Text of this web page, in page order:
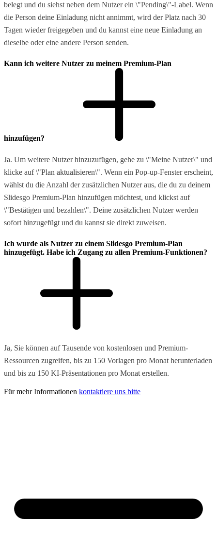
belegt und du siehst neben dem Nutzer ein \"Pending\"-Label. Wenn
die Person deine Einladung nicht annimmt, wird der Platz nach 30
Tagen wieder freigegeben und du kannst eine neue Einladung an
dieselbe oder eine andere Person senden.
Kann ich weitere Nutzer zu meinem Premium-Plan
hinzufügen?
Ja. Um weitere Nutzer hinzuzufügen, gehe zu \"Meine Nutzer\" und
klicke auf \"Plan aktualisieren\". Wenn ein Pop-up-Fenster erscheint,
wählst du die Anzahl der zusätzlichen Nutzer aus, die du zu deinem
Slidesgo Premium-Plan hinzufügen möchtest, und klickst auf
\"Bestätigen und bezahlen\". Deine zusätzlichen Nutzer werden
sofort hinzugefügt und du kannst sie direkt zuweisen.
Ich wurde als Nutzer zu einem Slidesgo Premium-Plan
hinzugefügt. Habe ich Zugang zu allen Premium-Funktionen?
Ja, Sie können auf Tausende von kostenlosen und Premium-
Ressourcen zugreifen, bis zu 150 Vorlagen pro Monat herunterladen
und bis zu 150 KI-Präsentationen pro Monat erstellen.
Für mehr Informationen kontaktiere uns bitte